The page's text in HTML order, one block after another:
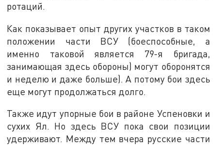
ротаций.
Как показывает опыт других участков в таком
положении части ВСУ (боеспособные, а
именно таковой является 79-я бригада,
занимающая здесь обороны) могут оборонятся
и неделю и даже больше). А потому бои здесь
еще могут продолжаться долго.
Также идут упорные бои в районе Успеновки и
сухих Ял. Но здесь ВСУ пока свои позиции
удерживают. Между тем вчера русские части